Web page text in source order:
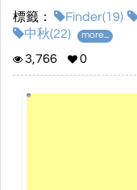
德米得有機生活館：
https://
標籤： Finder(19)
中秋(22)
more...
3,766 0